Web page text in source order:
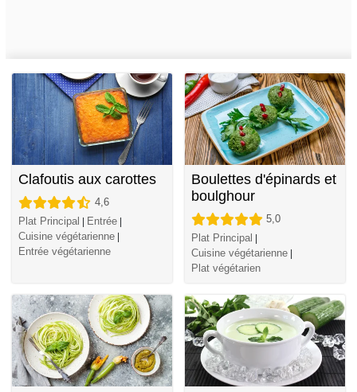
Clafoutis aux carottes
4,6
Plat Principal
Entrée
Cuisine végétarienne
Entrée végétarienne
Boulettes d'épinards et
boulghour
5,0
Plat Principal
Cuisine végétarienne
Plat végétarien